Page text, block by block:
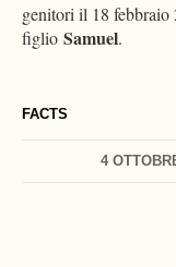
FACTS
4
genitori il 18 febbraio
figlio Samuel.